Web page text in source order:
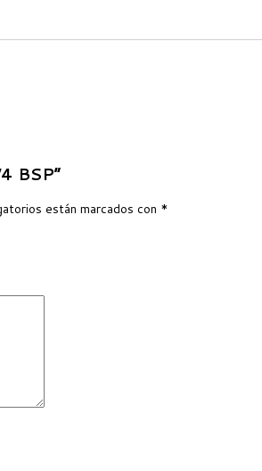
BSP”
están marcados con *